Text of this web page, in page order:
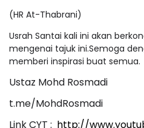
(HR At-Thabrani)
Usrah Santai kali ini akan
mengenai tajuk ini.Semoga
memberi inspirasi buat semua.
Ustaz Mohd Rosmadi
t.me/MohdRosmadi
Link CYT : http://